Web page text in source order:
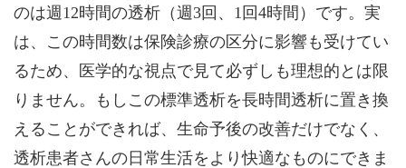
のは週12時間の透析（週3回、1回4時間）です。実
は、この時間数は保険診療の区分に影響も受けてい
るため、医学的な視点で見て必ずしも理想的とは限
りません。もしこの標準透析を長時間透析に置き換
えることができれば、生命予後の改善だけでなく、
透析患者さんの日常生活をより快適なものにできま